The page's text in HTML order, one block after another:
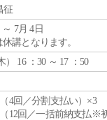
征
～ 7月 4日
講となります。
） 16 ：30 ～ 17 ：50
（4回／分割支払い）×3
（12回／一括前納支払※